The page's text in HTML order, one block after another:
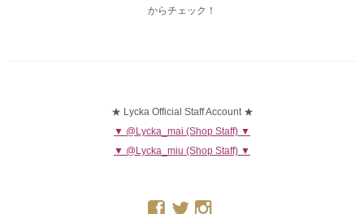
からチェック！
★ Lycka Official Staff Account ★
▼ @Lycka_mai (Shop Staff) ▼
▼ @Lycka_miu (Shop Staff) ▼